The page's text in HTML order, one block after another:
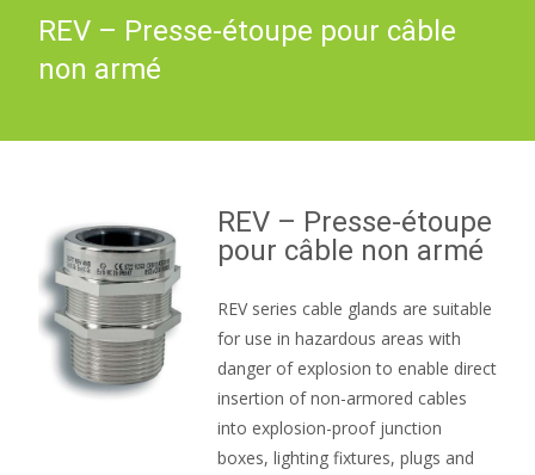
REV – Presse-étoupe pour câble
non armé
REV – Presse-étoupe
pour câble non armé
REV series cable glands are suitable
for use in hazardous areas with
danger of explosion to enable direct
insertion of non-armored cables
into explosion-proof junction
boxes, lighting fixtures, plugs and